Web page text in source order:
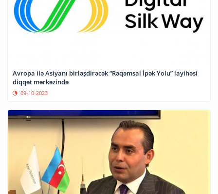
Avropa ilə Asiyanı birləşdirəcək “Rəqəmsal İpək Yolu” layihəsi
diqqət mərkəzində
09-10-2023